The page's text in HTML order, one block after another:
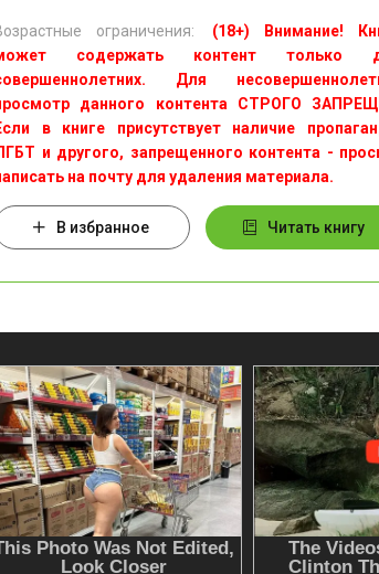
ограничения:
(18+) Внимание!
содержать контент только
Для
данного контента СТРОГО
в книге присутствует наличие
и другого, запрещенного контента -
на почту для удаления материала.
В избранное Читать книгу